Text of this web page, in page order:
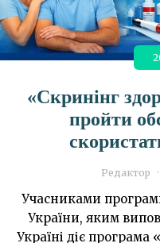
«Скринінг
пройти
Редактор
Учасниками
України, яким
Україні діє програма